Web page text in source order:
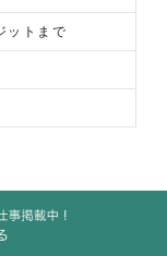
ットまで
ートするのが